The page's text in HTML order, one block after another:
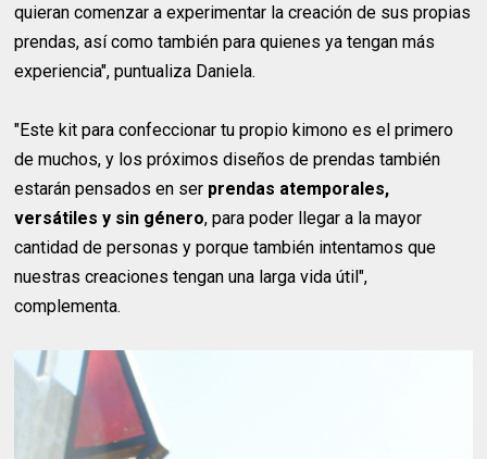
quieran comenzar a experimentar la creación de sus propias
prendas, así como también para quienes ya tengan más
experiencia", puntualiza Daniela.
"Este kit para confeccionar tu propio kimono es el primero
de muchos, y los próximos diseños de prendas también
estarán pensados en ser prendas atemporales,
versátiles y sin género, para poder llegar a la mayor
cantidad de personas y porque también intentamos que
nuestras creaciones tengan una larga vida útil",
complementa.